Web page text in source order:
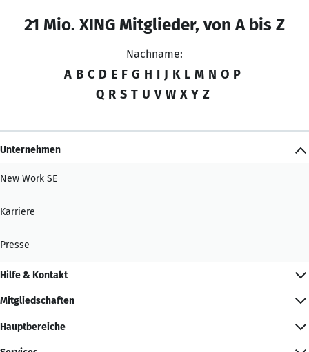
21 Mio. XING Mitglieder, von A bis Z
Nachname:
A B C D E F G H I J K L M N O P
Q R S T U V W X Y Z
Unternehmen
New Work SE
Karriere
Presse
Hilfe & Kontakt
Mitgliedschaften
Hauptbereiche